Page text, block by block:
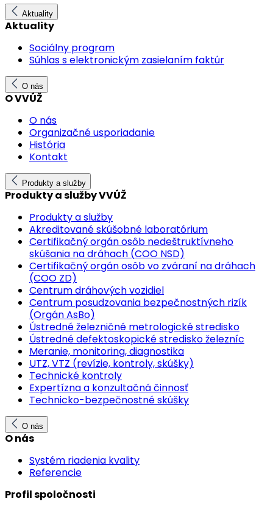
Aktuality
Aktuality
Sociálny program
Súhlas s elektronickým zasielaním faktúr
O nás
O VVÚŽ
O nás
Organizačné usporiadanie
História
Kontakt
Produkty a služby
Produkty a služby VVÚŽ
Produkty a služby
Akreditované skúšobné laboratórium
Certifikačný orgán osôb nedeštruktívneho
skúšania na dráhach (COO NSD)
Certifikačný orgán osôb vo zváraní na dráhach
(COO ZD)
Centrum dráhových vozidiel
Centrum posudzovania bezpečnostných rizík
(Orgán AsBo)
Ústredné železničné metrologické stredisko
Ústredné defektoskopické stredisko železníc
Meranie, monitoring, diagnostika
UTZ, VTZ (revízie, kontroly, skúšky)
Technické kontroly
Expertízna a konzultačná činnosť
Technicko-bezpečnostné skúšky
O nás
O nás
Systém riadenia kvality
Referencie
Profil spoločnosti